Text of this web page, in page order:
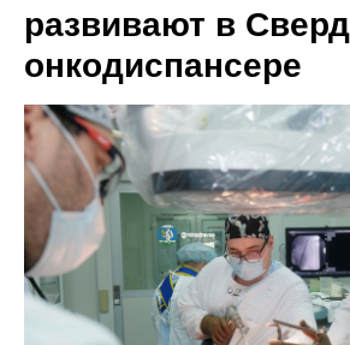
развивают в
онкодиспансере